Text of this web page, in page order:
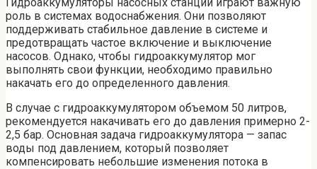
роль в системах водоснабжения. Они позволяют
поддерживать стабильное давление в системе и
предотвращать частое включение и выключение
насосов. Однако, чтобы гидроаккумулятор мог
выполнять свои функции, необходимо правильно
накачать его до определенного давления.
В случае с гидроаккумулятором объемом 50 литров,
рекомендуется накачивать его до давления примерно 2-
2,5 бар. Основная задача гидроаккумулятора — запас
воды под давлением, который позволяет
компенсировать небольшие изменения потока в